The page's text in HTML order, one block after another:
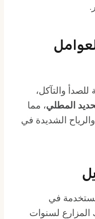
والتآكل،
المطلي، مما
الشديدة في
في
المزارع لسنوات